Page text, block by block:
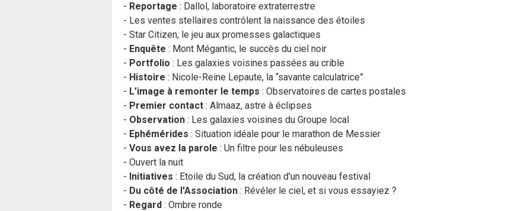
- Reportage : Dallol, laboratoire extraterrestre
- Les ventes stellaires contrôlent la naissance des étoiles
- Star Citizen, le jeu aux promesses galactiques
- Enquête : Mont Mégantic, le succès du ciel noir
- Portfolio : Les galaxies voisines passées au crible
- Histoire : Nicole-Reine Lepaute, la “savante calculatrice”
- L’image à remonter le temps : Observatoires de cartes postales
- Premier contact : Almaaz, astre à éclipses
- Observation : Les galaxies voisines du Groupe local
- Ephémérides : Situation idéale pour le marathon de Messier
- Vous avez la parole : Un filtre pour les nébuleuses
- Ouvert la nuit
- Initiatives : Etoile du Sud, la création d'un nouveau festival
- Du côté de l'Association : Révéler le ciel, et si vous essayiez ?
- Regard : Ombre ronde